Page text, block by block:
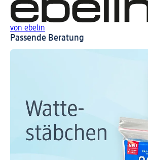
von ebelin
Passende Beratung